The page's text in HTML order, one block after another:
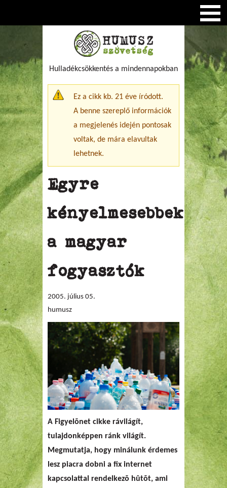
Hulladékcsökkentés a mindennapokban
Figyelmeztető üzenet
Ez a cikk kb. 21 éve íródott.
A benne szereplő információk
a megjelenés idején pontosak
voltak, de mára elavultak
lehetnek.
Egyre
kényelmesebbek
a magyar
fogyasztók
2005. július 05.
humusz
A Figyelõnet cikke rávilágít,
tulajdonképpen ránk világít.
Megmutatja, hogy minálunk érdemes
lesz piacra dobni a fix internet
kapcsolattal rendelkezõ hûtõt, ami